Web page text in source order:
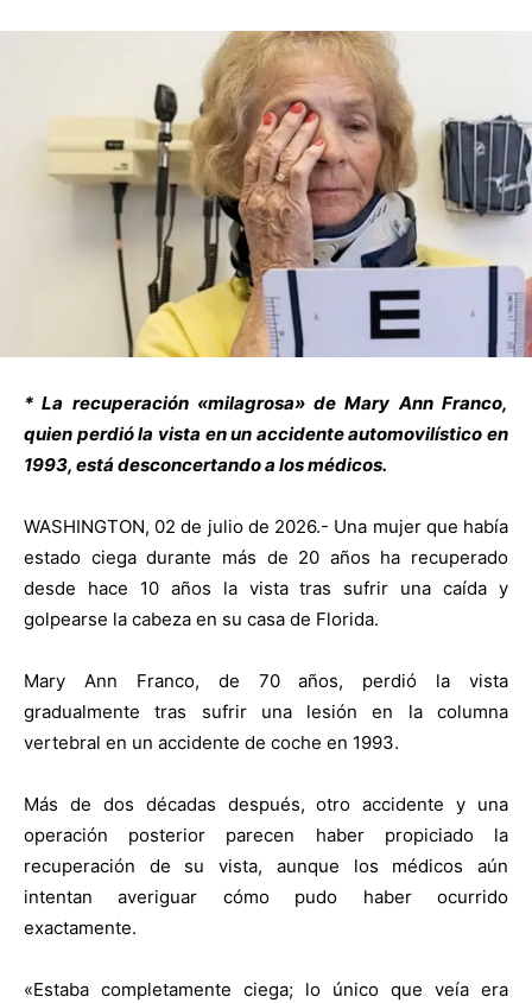
* La recuperación «milagrosa» de Mary Ann Franco,
quien perdió la vista en un accidente automovilístico en
1993, está desconcertando a los médicos.
WASHINGTON, 02 de julio de 2026.- Una mujer que había
estado ciega durante más de 20 años ha recuperado
desde hace 10 años la vista tras sufrir una caída y
golpearse la cabeza en su casa de Florida.
Mary Ann Franco, de 70 años, perdió la vista
gradualmente tras sufrir una lesión en la columna
vertebral en un accidente de coche en 1993.
Más de dos décadas después, otro accidente y una
operación posterior parecen haber propiciado la
recuperación de su vista, aunque los médicos aún
intentan averiguar cómo pudo haber ocurrido
exactamente.
«Estaba completamente ciega; lo único que veía era